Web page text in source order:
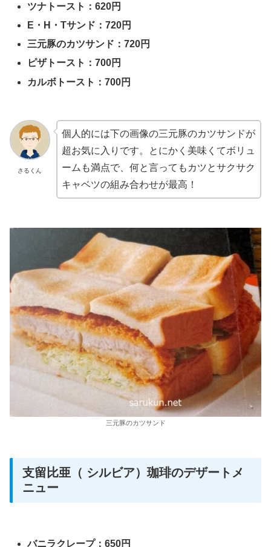
ツナトースト：620円
E・H・Tサンド：720円
三元豚のカツサンド：720円
ピザトースト：700円
カルボトースト：700円
さるくん
個人的には下の画像の三元豚のカツサンドが
超お気に入りです。とにかく美味くてボリュ
ームも満点で、何と言ってもカツとサクサク
キャベツの組み合わせが最高！
三元豚のカツサンド
支留比亜（ シルビア）珈琲のデザートメ
ニュー
バニラクレープ：650円